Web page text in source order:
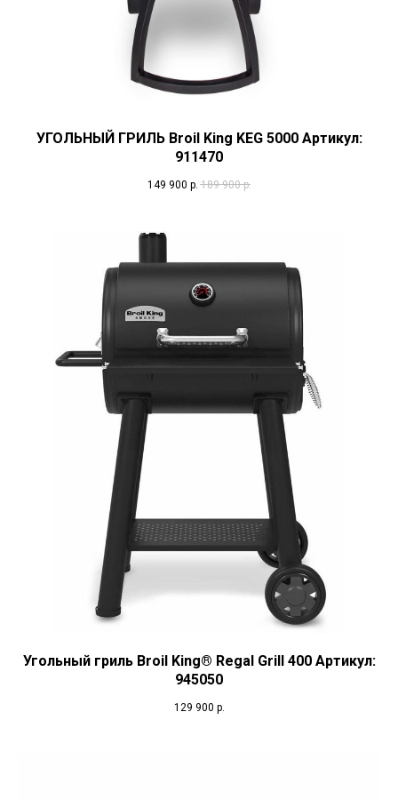
УГОЛЬНЫЙ ГРИЛЬ Broil King KEG 5000 Артикул:
911470
149 900 р. 189 900 р.
Угольный гриль Broil King® Regal Grill 400 Артикул:
945050
129 900 р.